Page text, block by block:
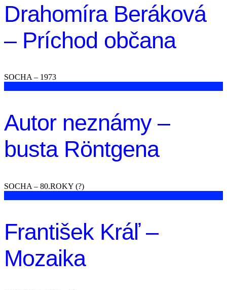
Drahomíra Beráková
– Príchod občana
SOCHA – 1973
Autor neznámy –
busta Röntgena
SOCHA – 80.ROKY (?)
František Kráľ –
Mozaika